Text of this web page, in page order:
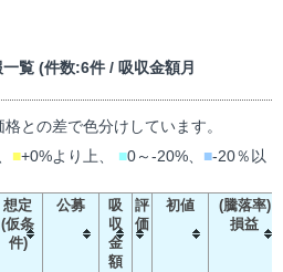
覧 (件数:6件 / 吸収金額月
との差で色分けしています。
■+0%より上、 ■0～-20%、 ■-20％以
想定
(仮条
件)
公募
吸
収
金
額
評
価
初値
(騰落率)
損益